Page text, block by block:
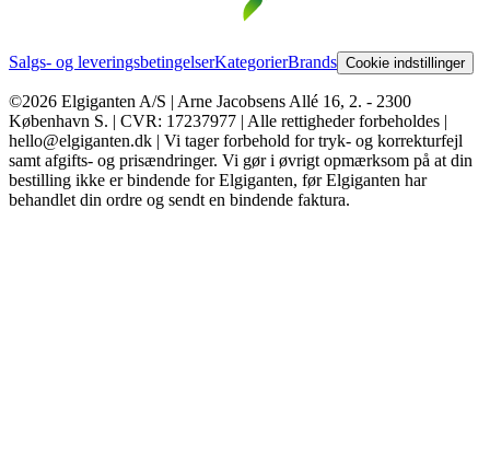
Salgs- og leveringsbetingelserKategorierBrands Cookie indstillinger
©2026 Elgiganten A/S | Arne Jacobsens Allé 16, 2. - 2300
København S. | CVR: 17237977 | Alle rettigheder forbeholdes |
hello@elgiganten.dk | Vi tager forbehold for tryk- og korrekturfejl
samt afgifts- og prisændringer. Vi gør i øvrigt opmærksom på at din
bestilling ikke er bindende for Elgiganten, før Elgiganten har
behandlet din ordre og sendt en bindende faktura.